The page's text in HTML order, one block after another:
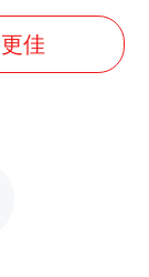
佳